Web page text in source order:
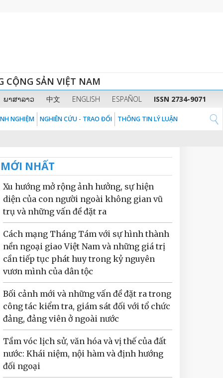
CỘNG SẢN VIỆT NAM
ພາສາລາວ 中文 ENGLISH ESPAÑOL ISSN 2734-9071
NGHIỆM NGHIÊN CỨU - TRAO ĐỔI THÔNG TIN LÝ LUẬN
MỚI NHẤT
Xu hướng mở rộng ảnh hưởng, sự hiện
diện của con người ngoài không gian vũ
trụ và những vấn đề đặt ra
Cách mạng Tháng Tám với sự hình thành
nền ngoại giao Việt Nam và những giá trị
cần tiếp tục phát huy trong kỷ nguyên
vươn mình của dân tộc
Bối cảnh mới và những vấn đề đặt ra trong
công tác kiểm tra, giám sát đối với tổ chức
đảng, đảng viên ở ngoài nước
Tầm vóc lịch sử, văn hóa và vị thế của đất
nước: Khái niệm, nội hàm và định hướng
đối ngoại